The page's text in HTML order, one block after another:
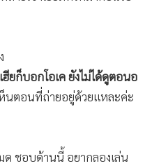
ฮียก็บอกโอเค ยังไม่ได้ดูตอนอ
นตอนที่ถ่ายอยู่ด้วยแหละค่ะ
ชอบด้านนี้ อยากลองเล่น